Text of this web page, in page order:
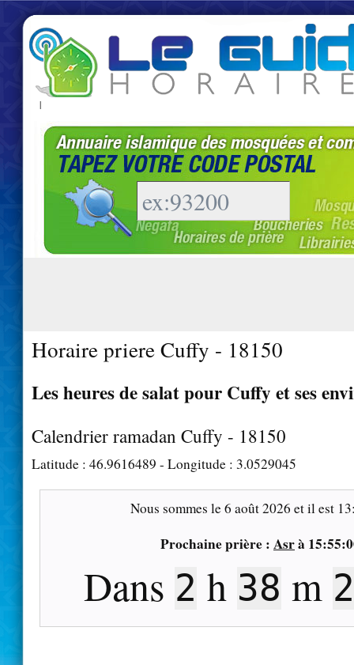
|
Horaire priere Cuffy - 18150
Les heures de salat pour Cuffy et ses
Calendrier ramadan Cuffy - 18150
Latitude : 46.9616489 - Longitude : 3.0529045
Nous sommes le6 août 2026 et il est
Prochaine prière : Asrà
Dans 2 h 38 m